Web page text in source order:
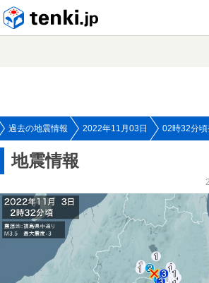
過去の地震情報 2022年11月03日 02時32分
地震情報